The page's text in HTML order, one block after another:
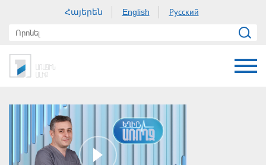
Հայերեն English Русский